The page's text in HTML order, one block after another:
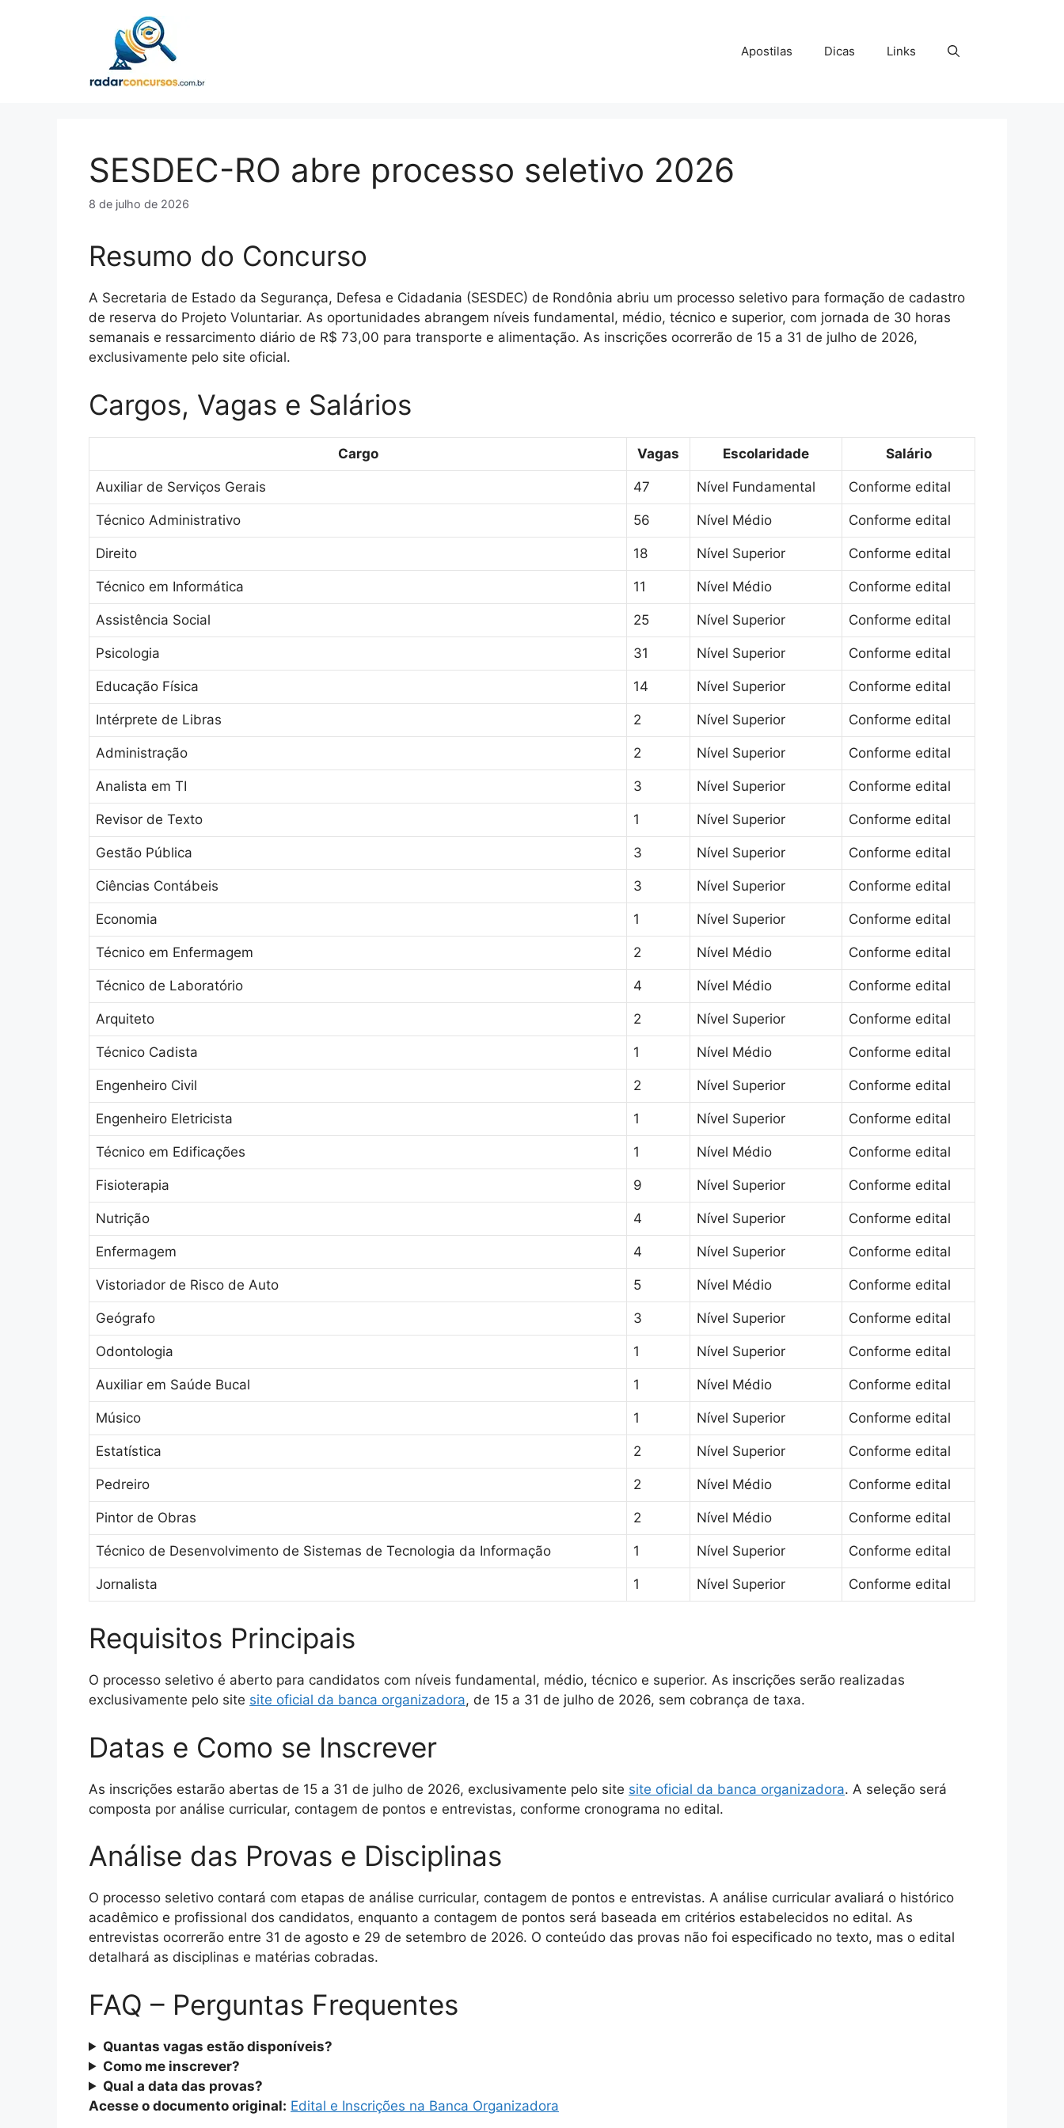
Apostilas Dicas Links
SESDEC-RO abre processo seletivo 2026
8 de julho de 2026
Resumo do Concurso
A Secretaria de Estado da Segurança, Defesa e Cidadania (SESDEC) de Rondônia abriu um processo seletivo para formação de cadastro
de reserva do Projeto Voluntariar. As oportunidades abrangem níveis fundamental, médio, técnico e superior, com jornada de 30 horas
semanais e ressarcimento diário de R$ 73,00 para transporte e alimentação. As inscrições ocorrerão de 15 a 31 de julho de 2026,
exclusivamente pelo site oficial.
Cargos, Vagas e Salários
Cargo Vagas Escolaridade Salário
Auxiliar de Serviços Gerais 47 Nível Fundamental Conforme edital
Técnico Administrativo 56 Nível Médio Conforme edital
Direito 18 Nível Superior Conforme edital
Técnico em Informática 11 Nível Médio Conforme edital
Assistência Social 25 Nível Superior Conforme edital
Psicologia 31 Nível Superior Conforme edital
Educação Física 14 Nível Superior Conforme edital
Intérprete de Libras 2 Nível Superior Conforme edital
Administração 2 Nível Superior Conforme edital
Analista em TI 3 Nível Superior Conforme edital
Revisor de Texto 1 Nível Superior Conforme edital
Gestão Pública 3 Nível Superior Conforme edital
Ciências Contábeis 3 Nível Superior Conforme edital
Economia 1 Nível Superior Conforme edital
Técnico em Enfermagem 2 Nível Médio Conforme edital
Técnico de Laboratório 4 Nível Médio Conforme edital
Arquiteto 2 Nível Superior Conforme edital
Técnico Cadista 1 Nível Médio Conforme edital
Engenheiro Civil 2 Nível Superior Conforme edital
Engenheiro Eletricista 1 Nível Superior Conforme edital
Técnico em Edificações 1 Nível Médio Conforme edital
Fisioterapia 9 Nível Superior Conforme edital
Nutrição 4 Nível Superior Conforme edital
Enfermagem 4 Nível Superior Conforme edital
Vistoriador de Risco de Auto 5 Nível Médio Conforme edital
Geógrafo 3 Nível Superior Conforme edital
Odontologia 1 Nível Superior Conforme edital
Auxiliar em Saúde Bucal 1 Nível Médio Conforme edital
Músico 1 Nível Superior Conforme edital
Estatística 2 Nível Superior Conforme edital
Pedreiro 2 Nível Médio Conforme edital
Pintor de Obras 2 Nível Médio Conforme edital
Técnico de Desenvolvimento de Sistemas de Tecnologia da Informação 1 Nível Superior Conforme edital
Jornalista 1 Nível Superior Conforme edital
Requisitos Principais
O processo seletivo é aberto para candidatos com níveis fundamental, médio, técnico e superior. As inscrições serão realizadas
exclusivamente pelo site site oficial da banca organizadora, de 15 a 31 de julho de 2026, sem cobrança de taxa.
Datas e Como se Inscrever
As inscrições estarão abertas de 15 a 31 de julho de 2026, exclusivamente pelo site site oficial da banca organizadora. A seleção será
composta por análise curricular, contagem de pontos e entrevistas, conforme cronograma no edital.
Análise das Provas e Disciplinas
O processo seletivo contará com etapas de análise curricular, contagem de pontos e entrevistas. A análise curricular avaliará o histórico
acadêmico e profissional dos candidatos, enquanto a contagem de pontos será baseada em critérios estabelecidos no edital. As
entrevistas ocorrerão entre 31 de agosto e 29 de setembro de 2026. O conteúdo das provas não foi especificado no texto, mas o edital
detalhará as disciplinas e matérias cobradas.
FAQ – Perguntas Frequentes
Quantas vagas estão disponíveis?
Como me inscrever?
Qual a data das provas?
Acesse o documento original: Edital e Inscrições na Banca Organizadora